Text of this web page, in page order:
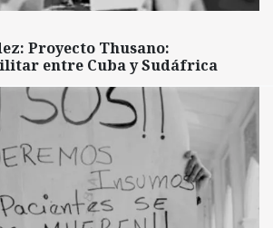
Proyecto Thusano:
entre Cuba y Sudáfrica